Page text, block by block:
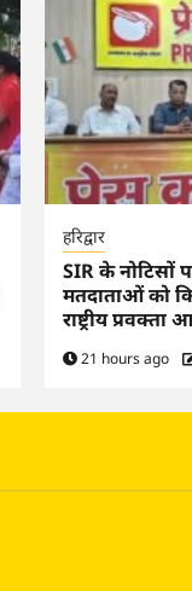
हरिद्वार
SIR के नोटिसों
मतदाताओं को
राष्ट्रीय प्रवक्ता
21 hours ago